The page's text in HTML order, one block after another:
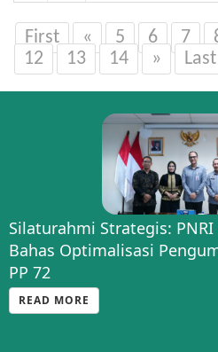
First « 5 6 7
12
13 14 » Last
Silaturahmi Strategis: PNRI
Bahas Optimalisasi
PP 72
READ MORE